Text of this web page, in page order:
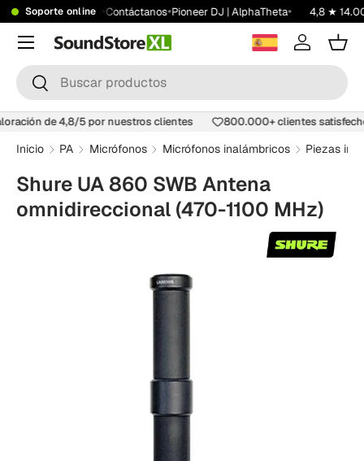
Soporte online
199 €•Showroom Contáctanos•Pioneer DJ | AlphaTheta• 4,8 ★
Buscar
Buscar
Iniciar
Menú
de 4,8/5 por nuestros clientes 800.000+ clientes
Inicio PA Micrófonos Micrófonos inalámbricos Piezas
Shure UA 860 SWB Antena
omnidireccional (470-1100 MHz)